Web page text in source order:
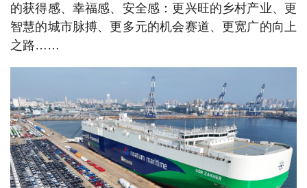
的获得感、幸福感、安全感：更兴旺的乡村产业、更
智慧的城市脉搏、更多元的机会赛道、更宽广的向上
之路……